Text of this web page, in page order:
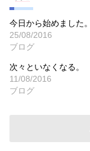
今日から始めました。
25/08/2016
ブログ
次々といなくなる。
11/08/2016
ブログ